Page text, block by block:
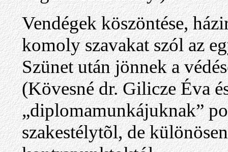
Vendégek köszöntése,
komoly szavakat szól az
Szünet után jönnek a
(Kövesné dr. Gilicze Éva
„diplomamunkájuknak”
szakestélytõl, de